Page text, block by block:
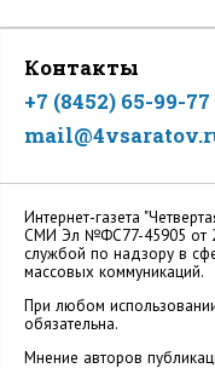
Контакты
+7 (8452) 65-99-77
Интернет-газета
СМИ Эл №ФС77-45905 от
службой по надзору в
массовых коммуникаций.
При любом
обязательна.
Мнение авторов